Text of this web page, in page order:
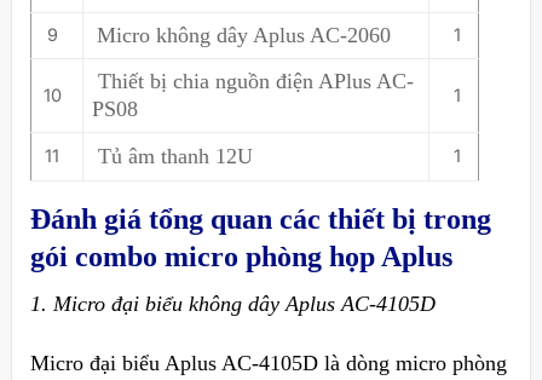
9 Micro không dây Aplus AC-2060 1
10
Thiết bị chia nguồn điện APlus AC-
PS08
1
11 Tủ âm thanh 12U 1
Đánh giá tổng quan các thiết bị trong
gói combo micro phòng họp Aplus
1. Micro đại biểu không dây Aplus AC-4105D
Micro đại biểu Aplus AC-4105D là dòng micro phòng